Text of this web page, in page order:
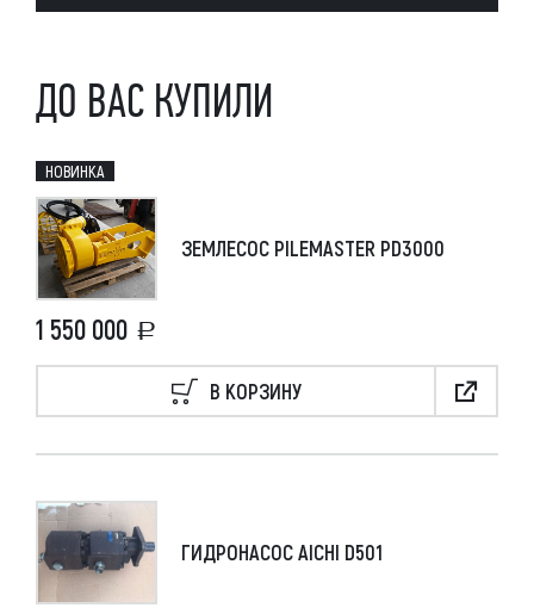
ДО ВАС КУПИЛИ
НОВИНКА
ЗЕМЛЕСОС PILEMASTER PD3000
1 550 000
В КОРЗИНУ
ГИДРОНАСОС AICHI D501